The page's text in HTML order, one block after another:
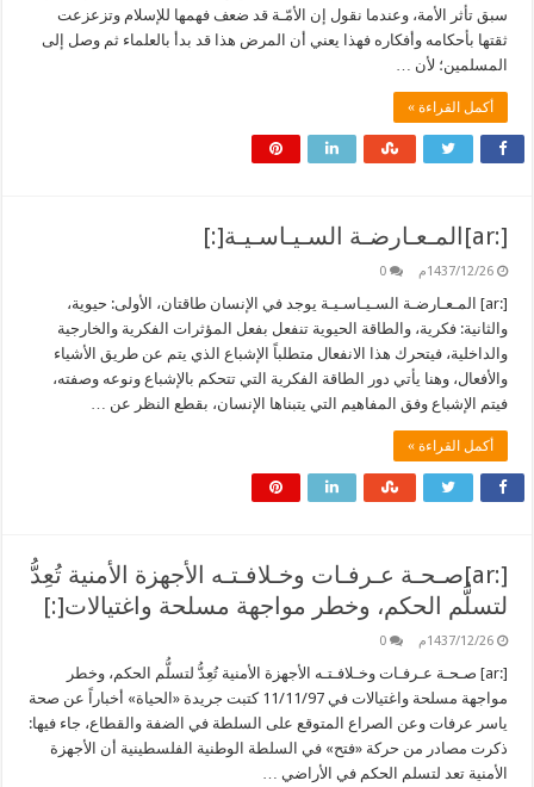
سبق تأثر الأمة، وعندما نقول إن الأمّـة قد ضعف فهمها للإسلام وتزعزعت
ثقتها بأحكامه وأفكاره فهذا يعني أن المرض هذا قد بدأ بالعلماء ثم وصل إلى
المسلمين؛ لأن …
أكمل القراءة »
[:ar]المـعـارضـة السـيـاسـيـة[:]
1437/12/26م 0
[:ar] المـعـارضـة السـيـاسـيـة يوجد في الإنسان طاقتان، الأولى: حيوية،
والثانية: فكرية، والطاقة الحيوية تنفعل بفعل المؤثرات الفكرية والخارجية
والداخلية، فيتحرك هذا الانفعال متطلباً الإشباع الذي يتم عن طريق الأشياء
والأفعال، وهنا يأتي دور الطاقة الفكرية التي تتحكم بالإشباع ونوعه وصفته،
فيتم الإشباع وفق المفاهيم التي يتبناها الإنسان، بقطع النظر عن …
أكمل القراءة »
[:ar]صـحـة عـرفـات وخـلافـتـه الأجهزة الأمنية تُعِدُّ
لتسلُّم الحكم، وخطر مواجهة مسلحة واغتيالات[:]
1437/12/26م 0
[:ar] صـحـة عـرفـات وخـلافـتـه الأجهزة الأمنية تُعِدُّ لتسلُّم الحكم، وخطر
مواجهة مسلحة واغتيالات في 11/11/97 كتبت جريدة «الحياة» أخباراً عن صحة
ياسر عرفات وعن الصراع المتوقع على السلطة في الضفة والقطاع، جاء فيها:
ذكرت مصادر من حركة «فتح» في السلطة الوطنية الفلسطينية أن الأجهزة
الأمنية تعد لتسلم الحكم في الأراضي …